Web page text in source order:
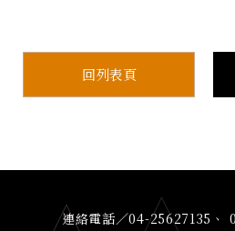
回列表頁
連絡電話／04-25627135、